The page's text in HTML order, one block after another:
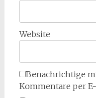
Website
Benachrichtige
Kommentare per